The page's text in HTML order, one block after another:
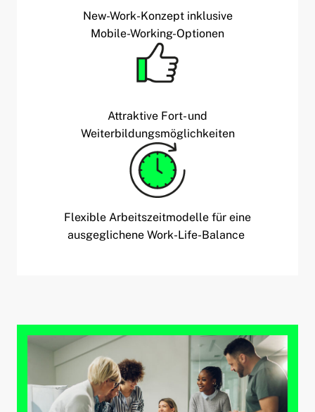
New-Work-Konzept inklusive
Mobile-Working-Optionen
Attraktive Fort- und
Weiterbildungsmöglichkeiten
Flexible Arbeitszeitmodelle für eine
ausgeglichene Work-Life-Balance